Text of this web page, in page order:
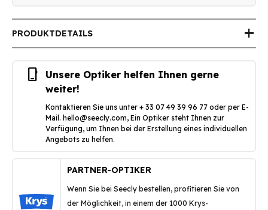
PRODUKTDETAILS add
phone_iphone
Unsere Optiker helfen Ihnen gerne
weiter!
Kontaktieren Sie uns unter + 33 07 49 39 96 77 oder per E-
Mail. hello@seecly.com, Ein Optiker steht Ihnen zur
Verfügung, um Ihnen bei der Erstellung eines individuellen
Angebots zu helfen.
PARTNER-OPTIKER
Wenn Sie bei Seecly bestellen, profitieren Sie von
der Möglichkeit, in einem der 1000 Krys-